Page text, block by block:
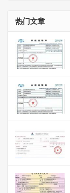
热门文章